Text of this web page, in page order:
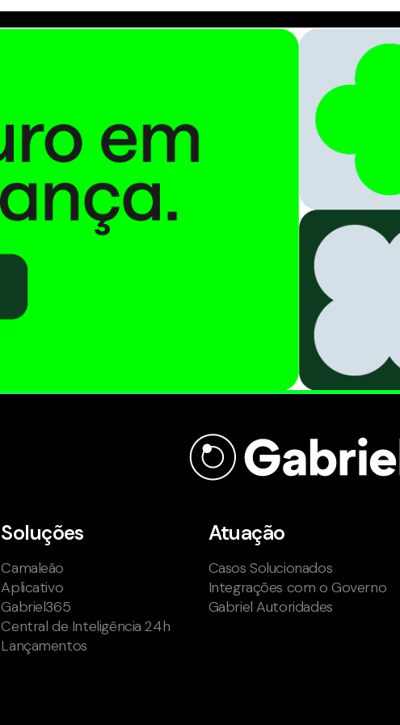
Soluções
Camaleão
Aplicativo
Gabriel365
Central de Inteligência 24h
Lançamentos
Atuação
Casos Solucionados
Integrações com o Governo
Gabriel Autoridades